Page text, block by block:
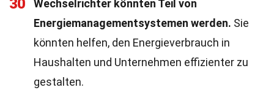
30
Wechselrichter könnten Teil von
Energiemanagementsystemen werden. Sie
könnten helfen, den Energieverbrauch in
Haushalten und Unternehmen effizienter zu
gestalten.